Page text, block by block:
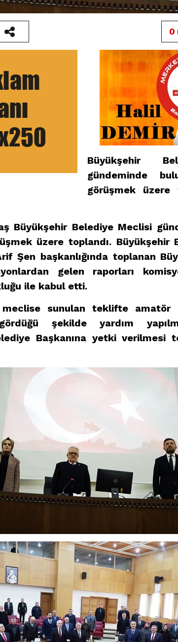
0
Büyükşehir
gündeminde
görüşmek üzere
Büyükşehir Belediye Meclisi
üzere toplandı. Büyükşehir
Şen başkanlığında toplanan
gelen raporları
ile kabul etti.
meclise sunulan teklifte amatör
şekilde yardım
Başkanına yetki verilmesi